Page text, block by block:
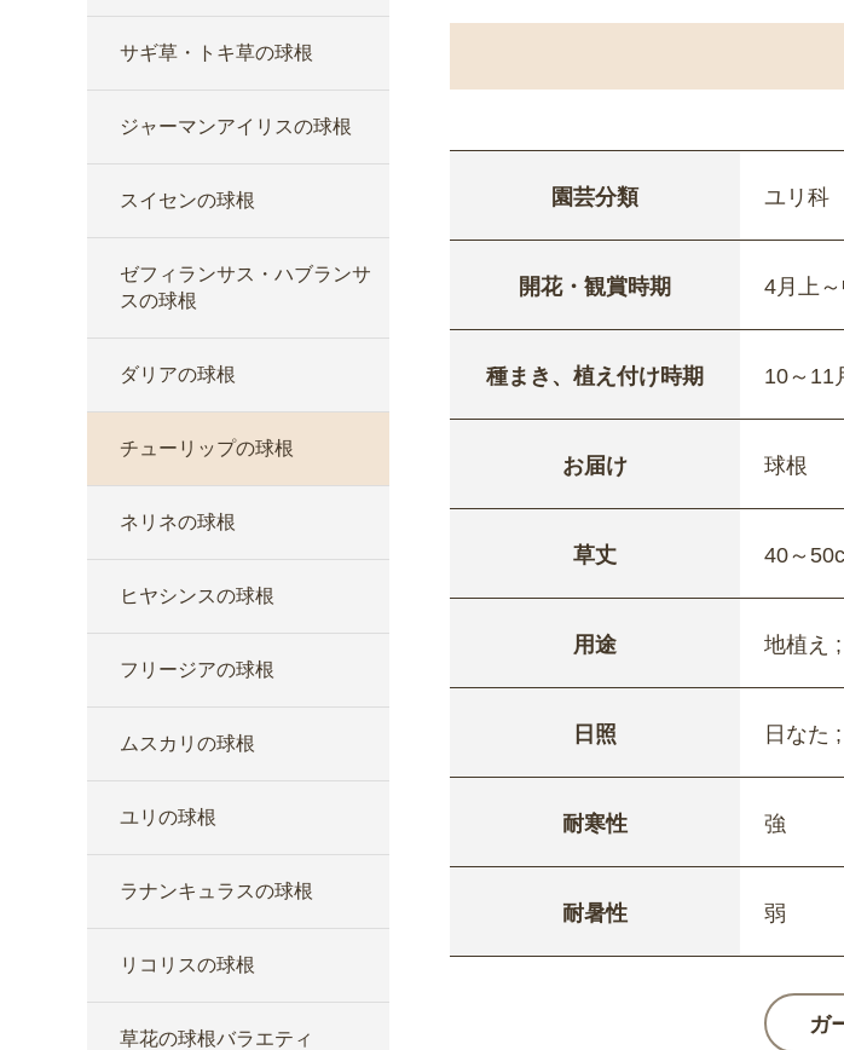
サギ草・トキ草の球根
ジャーマンアイリスの球根
スイセンの球根
ゼフィランサス・ハブランサ
スの球根
ダリアの球根
チューリップの球根
ネリネの球根
ヒヤシンスの球根
フリージアの球根
ムスカリの球根
ユリの球根
ラナンキュラスの球根
リコリスの球根
草花の球根バラエティ
園芸分類 ユリ科
開花・観賞時期 4月上
種まき、植え付け時期 10～11
お届け 球根
草丈 40～
用途 地植え
日照 日なた
耐寒性 強
耐暑性 弱
ガ